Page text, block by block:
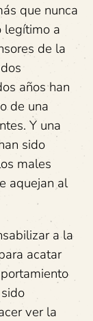
que nunca
legítimo a
de la
años han
de una
Y una
sido
males
aquejan al
a la
acatar
ver la